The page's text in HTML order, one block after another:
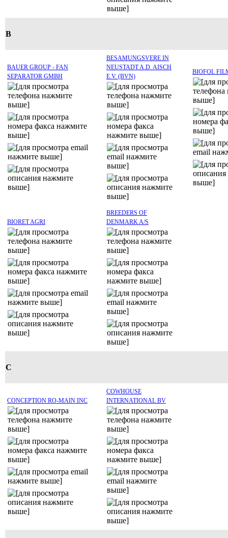
B
BAUER GROUP - FAN
SEPARATOR GMBH
BESAMUNGSVERE IN
NEUSTADT A.D. AISCH
E.V. (BVN)
BIOFOL
BIORET AGRI
BREEDERS OF
DENMARK A/S
C
CONCEPTION RO-MAIN INC
COWHOUSE
INTERNATIONAL BV